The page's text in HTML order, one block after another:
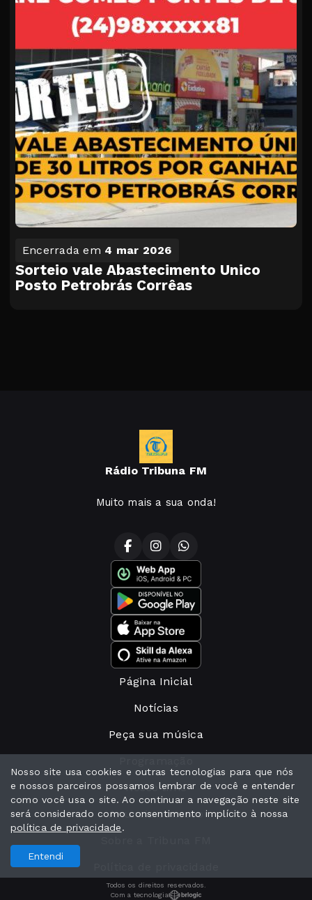
Encerrada em 4 mar 2026
Sorteio vale Abastecimento Unico
Posto Petrobrás Corrêas
Rádio Tribuna FM
Muito mais a sua onda!
Página Inicial
Notícias
Peça sua música
Nosso time
Anuncie conosco
Todos os direitos reservados.
Com a tecnologia
Nosso site usa cookies e outras tecnologias para que nós
e nossos parceiros possamos lembrar de você e entender
como você usa o site. Ao continuar a navegação neste site
será considerado como consentimento implícito à nossa
política de privacidade.
Entendi